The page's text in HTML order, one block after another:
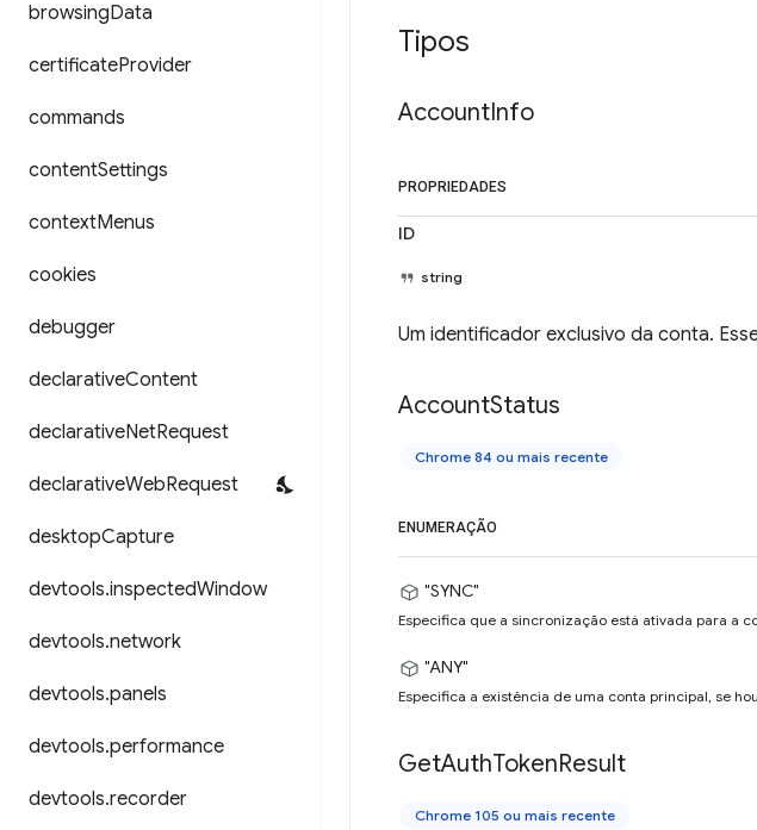
browsingData
certificateProvider
commands
contentSettings
contextMenus
cookies
debugger
declarativeContent
declarativeNetRequest
declarativeWebRequest
desktopCapture
devtools.inspectedWindow
devtools.network
devtools.panels
devtools.performance
devtools.recorder
Tipos
AccountInfo
PROPRIEDADES
ID
string
Um identificador exclusivo da conta.
AccountStatus
Chrome 84 ou mais recente
ENUMERAÇÃO
"SYNC"
Especifica que a sincronização está ativada para a
"ANY"
Especifica a existência de uma conta principal, se
GetAuthTokenResult
Chrome 105 ou mais recente